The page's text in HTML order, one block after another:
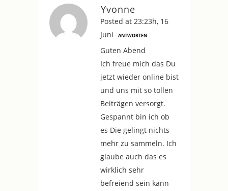
Yvonne
Posted at 23:23h, 16
Juni
ANTWORTEN
Guten Abend
Ich freue mich das Du
jetzt wieder online bist
und uns mit so tollen
Beiträgen versorgt.
Gespannt bin ich ob
es Die gelingt nichts
mehr zu sammeln. Ich
glaube auch das es
wirklich sehr
befreiend sein kann